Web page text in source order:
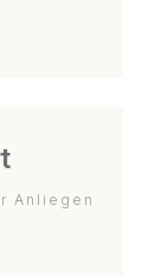
Anliegen